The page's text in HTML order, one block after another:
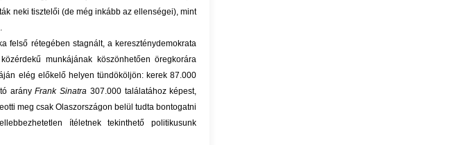
neki tisztelői (de még inkább az ellenségei), mint
felső rétegében stagnált, a kereszténydemokrata
munkájának köszönhetően öregkorára
elég előkelő helyen tündököljön: kerek 87.000
arányFrank Sinatra 307.000 találatához képest,
meg csak Olaszországon belül tudta bontogatni
ítéletnek tekinthető politikusunk